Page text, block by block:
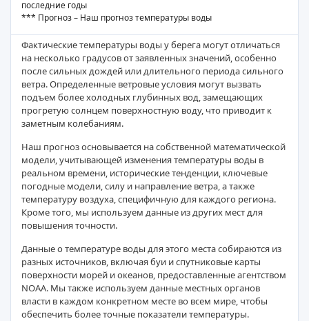
последние годы
*** Прогноз – Наш прогноз температуры воды
Фактические температуры воды у берега могут отличаться
на несколько градусов от заявленных значений, особенно
после сильных дождей или длительного периода сильного
ветра. Определенные ветровые условия могут вызвать
подъем более холодных глубинных вод, замещающих
прогретую солнцем поверхностную воду, что приводит к
заметным колебаниям.
Наш прогноз основывается на собственной математической
модели, учитывающей изменения температуры воды в
реальном времени, исторические тенденции, ключевые
погодные модели, силу и направление ветра, а также
температуру воздуха, специфичную для каждого региона.
Кроме того, мы используем данные из других мест для
повышения точности.
Данные о температуре воды для этого места собираются из
разных источников, включая буи и спутниковые карты
поверхности морей и океанов, предоставленные агентством
NOAA. Мы также используем данные местных органов
власти в каждом конкретном месте во всем мире, чтобы
обеспечить более точные показатели температуры.